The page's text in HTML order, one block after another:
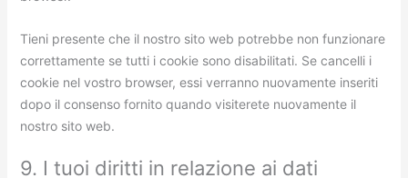
Tieni presente che il nostro sito web potrebbe non funzionare
correttamente se tutti i cookie sono disabilitati. Se cancelli i
cookie nel vostro browser, essi verranno nuovamente inseriti
dopo il consenso fornito quando visiterete nuovamente il
nostro sito web.
9. I tuoi diritti in relazione ai dati